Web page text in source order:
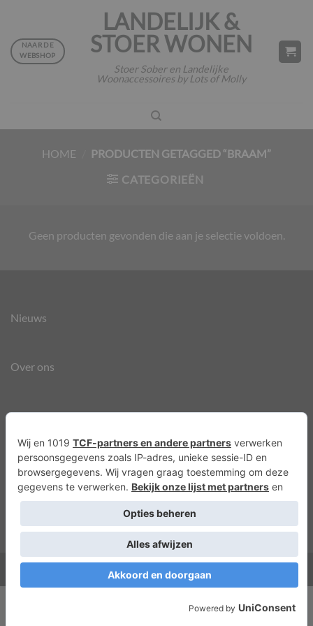
inhoud
LANDELIJK &
STOER WONEN
Stoer Sober en Landelijke
Woonaccessoires by Lots of Molly
NAAR DE
WEBSHOP
HOME
PRODUCTEN GETAGGED “BRAAM”
CATEGORIEËN
Geen producten gevonden die aan je selectie voldoen.
Nieuws
Over ons
Agenda
Privacyverklaring